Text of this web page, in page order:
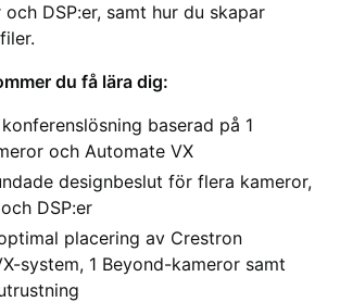
DSP:er, samt hur du skapar
du få lära dig:
baserad på 1
och Automate VX
designbeslut för flera kameror,
DSP:er
placering av Crestron
system, 1 Beyond-kameror samt